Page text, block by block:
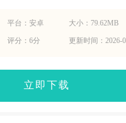
平台：安卓 大小：79.62MB
评分：6分 更新时间：2026-
立即下载